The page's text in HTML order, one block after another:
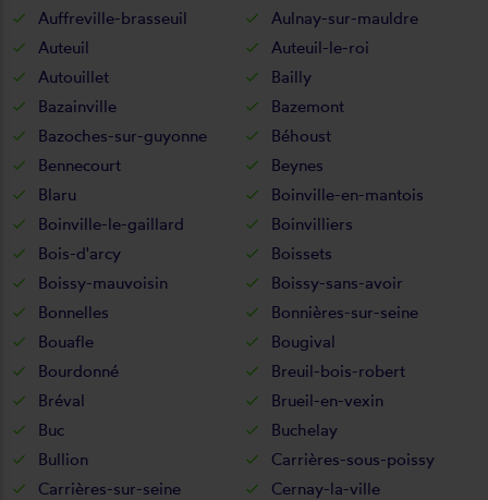
Auffreville-brasseuil
Aulnay-sur-mauldre
Auteuil
Auteuil-le-roi
Autouillet
Bailly
Bazainville
Bazemont
Bazoches-sur-guyonne
Béhoust
Bennecourt
Beynes
Blaru
Boinville-en-mantois
Boinville-le-gaillard
Boinvilliers
Bois-d'arcy
Boissets
Boissy-mauvoisin
Boissy-sans-avoir
Bonnelles
Bonnières-sur-seine
Bouafle
Bougival
Bourdonné
Breuil-bois-robert
Bréval
Brueil-en-vexin
Buc
Buchelay
Bullion
Carrières-sous-poissy
Carrières-sur-seine
Cernay-la-ville